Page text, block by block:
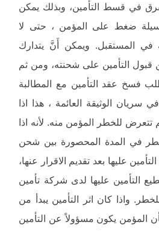
في قسط التأمين، وبذلك يمكن
ضغط على المؤمن ، حتى لا
المستقبل. ويمكن أَنَّ يتدارك
التأمين على شحنته، ومن ثم
فسخ عقد التأمين مع المطالبة
سريان الوثيقة العائمة ، هذا اذا
للخطر المؤمن منه. لأنه اذا
في المدة المحصورة بين شحن
عليها بعد تقديم الاقرار عنها،
التأمين عليها لدى شركة تأمين
واذا كان اثر التأمين يبدأ من
المؤمن يكون مسؤولاً عن التأمين